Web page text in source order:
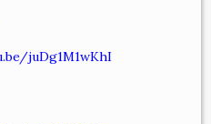
juDg1M1wKhI